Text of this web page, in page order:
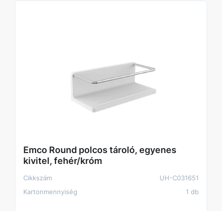
Emco Round polcos tároló, egyenes
kivitel, fehér/króm
Cikkszám
UH-C031651
Kartonmennyiség
1 db